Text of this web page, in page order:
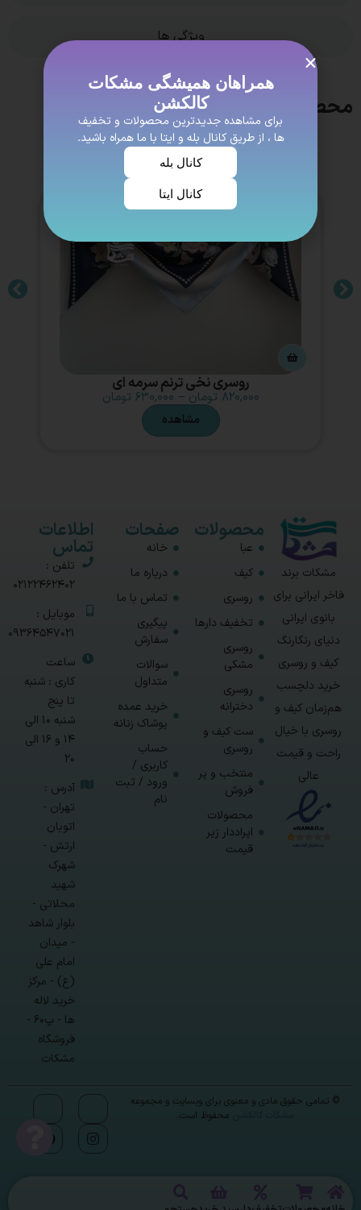
ویژگی ها
محصولات مشابه
روسری نخی ترنم سرمه ای
۸۲۰,۰۰۰ تومان – ۶۳۰,۰۰۰ تومان
مشاهده
مشکات برند
فاخر ایرانی برای
بانوی ایرانی
دنیای رنگارنگ
کیف و روسری
خرید دلچسب
هم‌زمان کیف و
روسری با خیال
راحت و قیمت
عالی
محصولات
عبا
کیف
روسری
تخفیف دارها
روسری
مشکی
روسری
دخترانه
ست کیف و
روسری
منتخب و پر
فروش
محصولات
ایراددار زیر
قیمت
صفحات
خانه
درباره ما
تماس با ما
پیگیری
سفارش
سوالات
متداول
خرید عمده
پوشاک زنانه
حساب
کاربری /
ورود / ثبت
نام
اطلاعات
تماس
تلفن :
02122462402
موبایل :
09364547021
ساعت
کاری : شنبه
تا پنج
شنبه 10 الی
14 و 16 الی
20
آدرس :
تهران -
اتوبان
ارتش -
شهرک
شهید
محلاتی -
بلوار شاهد
- میدان
امام علی
(ع) - مرکز
خرید لاله
ها - پ۶۰ -
فروشگاه
مشکات
© تمامی حقوق مادی و معنوی برای وبسایت و مجموعه
محفوظ است.
همراهان همیشگی مشکات
کالکشن
برای مشاهده جدیدترین محصولات و تخفیف
ها ، از طریق کانال بله و ایتا با ما همراه باشید.
کانال بله
کانال ایتا